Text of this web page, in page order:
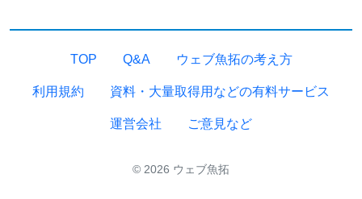
TOP Q&A ウェブ魚拓の考え方
利用規約 資料・大量取得用などの有料サービス
運営会社 ご意見など
© 2026 ウェブ魚拓